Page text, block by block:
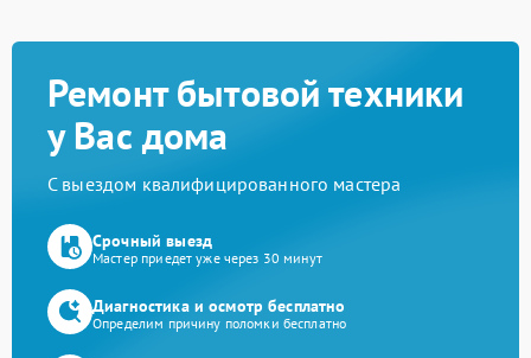
Ремонт бытовой техники
у Вас дома
С выездом квалифицированного мастера
Срочный выезд
Мастер приедет уже через 30 минут
Диагностика и осмотр бесплатно
Определим причину поломки бесплатно